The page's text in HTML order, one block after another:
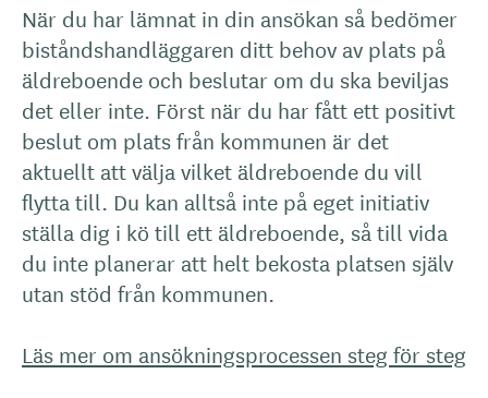
När du har lämnat in din ansökan så bedömer
biståndshandläggaren ditt behov av plats på
äldreboende och beslutar om du ska beviljas
det eller inte. Först när du har fått ett positivt
beslut om plats från kommunen är det
aktuellt att välja vilket äldreboende du vill
flytta till. Du kan alltså inte på eget initiativ
ställa dig i kö till ett äldreboende, så till vida
du inte planerar att helt bekosta platsen själv
utan stöd från kommunen.
Läs mer om ansökningsprocessen steg för steg